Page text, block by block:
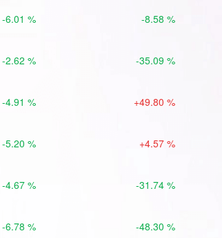
-6.01 % -8.58 %
-2.62 % -35.09 %
-4.91 % +49.80 %
-5.20 % +4.57 %
-4.67 % -31.74 %
-6.78 % -48.30 %